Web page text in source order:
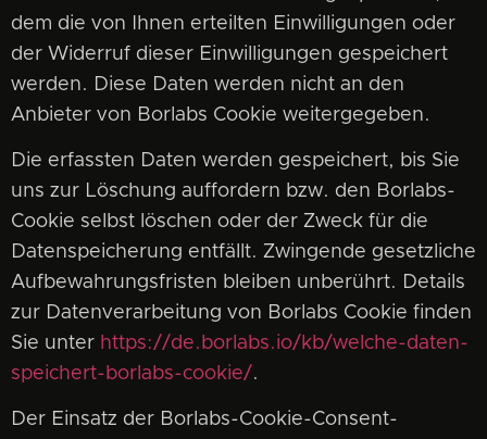
dem die von Ihnen erteilten Einwilligungen oder
der Widerruf dieser Einwilligungen gespeichert
werden. Diese Daten werden nicht an den
Anbieter von Borlabs Cookie weitergegeben.
Die erfassten Daten werden gespeichert, bis Sie
uns zur Löschung auffordern bzw. den Borlabs-
Cookie selbst löschen oder der Zweck für die
Datenspeicherung entfällt. Zwingende gesetzliche
Aufbewahrungsfristen bleiben unberührt. Details
zur Datenverarbeitung von Borlabs Cookie finden
Sie unter https://de.borlabs.io/kb/welche-daten-
speichert-borlabs-cookie/.
Der Einsatz der Borlabs-Cookie-Consent-